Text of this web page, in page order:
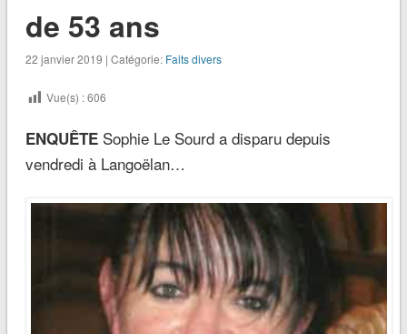
de 53 ans
22 janvier 2019 | Catégorie: Faits divers
Vue(s) :606
ENQUÊTESophie Le Sourd a disparu depuis
vendredi à Langoëlan…